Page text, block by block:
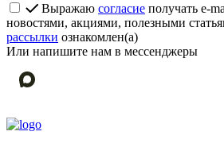
Выражаю согласие получать e-
новостями, акциями, полезными
рассылки ознакомлен(а)
Или напишите нам в мессенджеры